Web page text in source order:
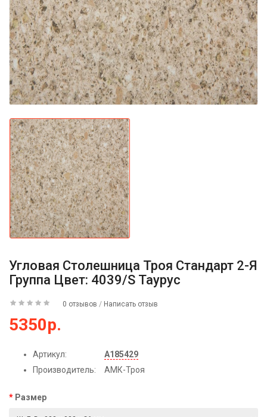
Угловая Столешница Троя Стандарт 2-Я
Группа Цвет: 4039/S Таурус
0 отзывов / Написать отзыв
5350р.
Артикул:
А185429
Производитель:
АМК-Троя
Размер